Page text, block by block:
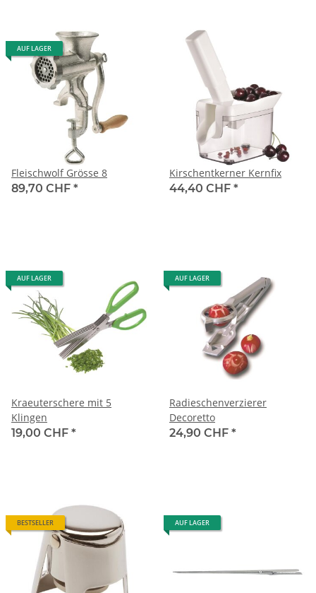
AUF LAGER
Fleischwolf Grösse 8
89,70 CHF *
Kirschentkerner Kernfix
44,40 CHF *
AUF LAGER
Kraeuterschere mit 5
Klingen
19,00 CHF *
AUF LAGER
Radieschenverzierer
Decoretto
24,90 CHF *
BESTSELLER AUF LAGER